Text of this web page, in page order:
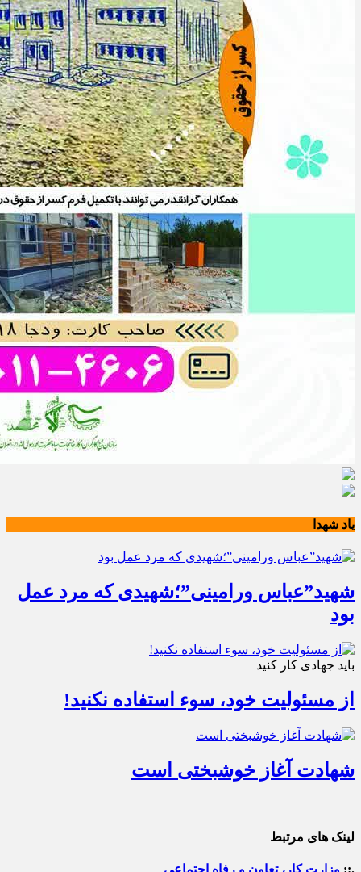
یاد شهدا
شهید”عباس ورامینی”؛شهیدی که مرد عمل
بود
باید جهادی کار کنید
از مسئولیت خود، سوء استفاده نکنید!
شهادت آغاز خوشبختی است
لینک های مرتبط